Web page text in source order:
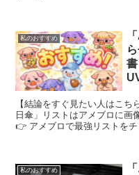
私のおすすめ
【結論をすぐ見たい人はこち
日傘」リストはアメブロに画
👉 アメブロで最強リストを
私のおすすめ